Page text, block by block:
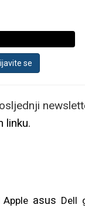
linku.
Apple asus Dell